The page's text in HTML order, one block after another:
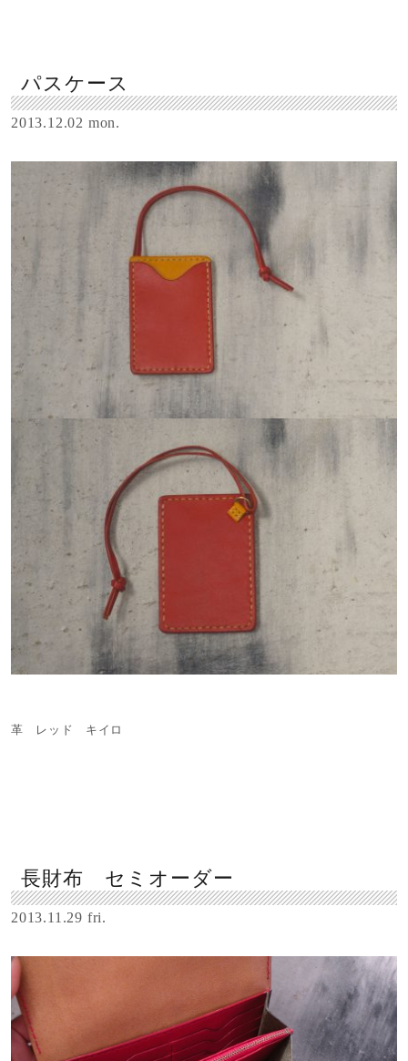
パスケース
2013.12.02 mon.
革 レッド キイロ
長財布 セミオーダー
2013.11.29 fri.